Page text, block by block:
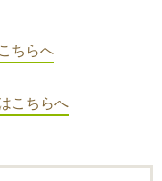
ちらへ
こちらへ